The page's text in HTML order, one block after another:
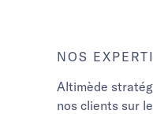
NOS
Altimède
nos clients sur